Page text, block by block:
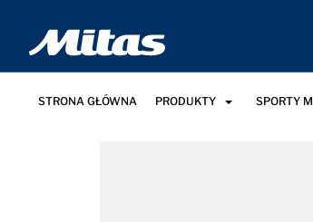
STRONA GŁÓWNA PRODUKTY SPORTY